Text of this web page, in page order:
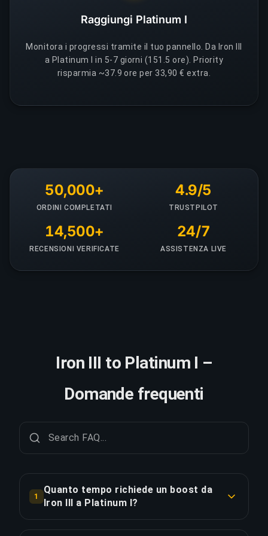
Raggiungi Platinum I
Monitora i progressi tramite il tuo pannello. Da Iron III
a Platinum I in 5-7 giorni (151.5 ore). Priority
risparmia ~37.9 ore per 33,90 € extra.
50,000+
ORDINI COMPLETATI
4.9/5
TRUSTPILOT
14,500+
RECENSIONI VERIFICATE
24/7
ASSISTENZA LIVE
Iron III to Platinum I –
Domande frequenti
1
Quanto tempo richiede un boost da
Iron III a Platinum I?